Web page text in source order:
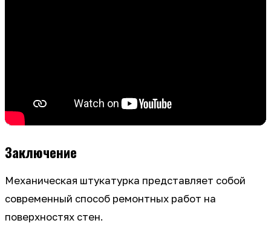
Заключение
Механическая штукатурка представляет собой
современный способ ремонтных работ на
поверхностях стен.